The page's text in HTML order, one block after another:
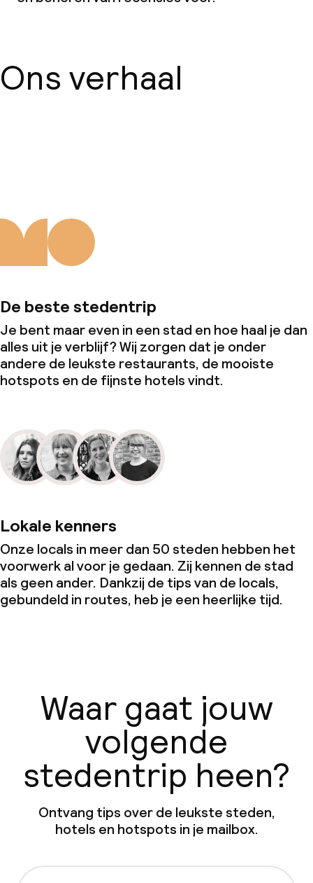
Ons verhaal
De beste stedentrip
Je bent maar even in een stad en hoe haal je dan
alles uit je verblijf? Wij zorgen dat je onder
andere de leukste restaurants, de mooiste
hotspots en de fijnste hotels vindt.
Lokale kenners
Onze locals in meer dan 50 steden hebben het
voorwerk al voor je gedaan. Zij kennen de stad
als geen ander. Dankzij de tips van de locals,
gebundeld in routes, heb je een heerlijke tijd.
Waar gaat jouw
volgende
stedentrip heen?
Ontvang tips over de leukste steden,
hotels en hotspots in je mailbox.